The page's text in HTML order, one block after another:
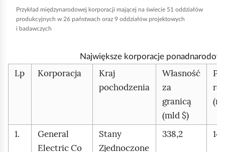
u
Przykład międzynarodowej korporacji mającej na świecie 51 oddziałów
produkcyjnych w 26 państwach oraz 9 oddziałów projektowych
i badawczych
Największe korporacje
Lp Korporacja
Kraj
pochodzenia
Własność
za
granicą
(mld $)
1.
General
Electric Co
Stany
Zjednoczone
338,2